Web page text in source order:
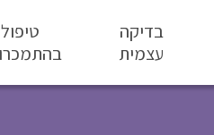
בדיקה
עצמית
טיפול